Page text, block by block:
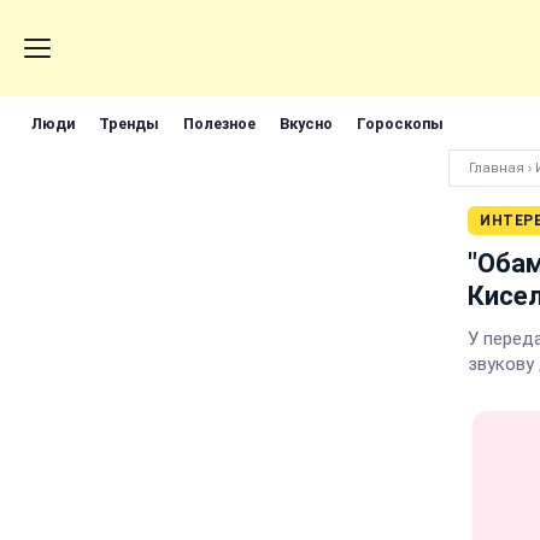
Люди Тренды Полезное Вкусно Гороскопы
Главная ›
У